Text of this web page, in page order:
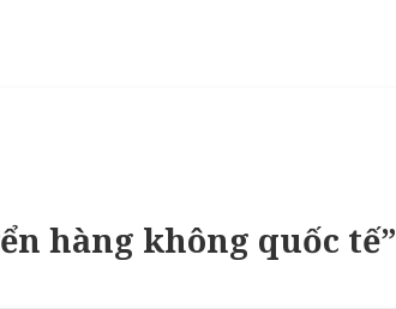
hàng không quốc tế”